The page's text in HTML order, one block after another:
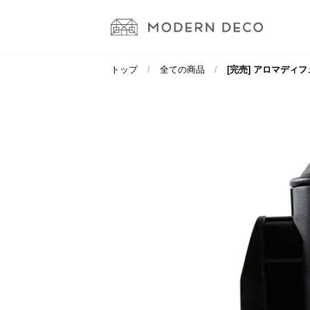
トップ 全ての商品 [完売] アロマディ